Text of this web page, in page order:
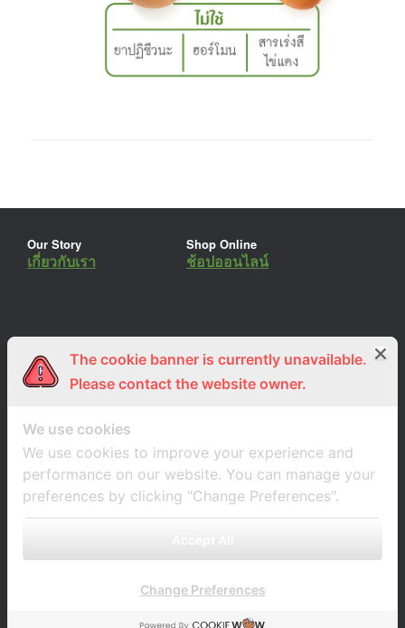
Our Story
เกี่ยวกับเรา
Shop Online
ช้อปออนไลน์
ร่วมงานกับเรา
สมัครงาน
Lemon Farm Cafe
ร้านอาหารอินทรีย์
The cookie banner is currently unavailable.
Please contact the website owner.
We use cookies
We use cookies to improve your experience and
performance on our website. You can manage your
preferences by clicking "Change Preferences".
Change Preferences